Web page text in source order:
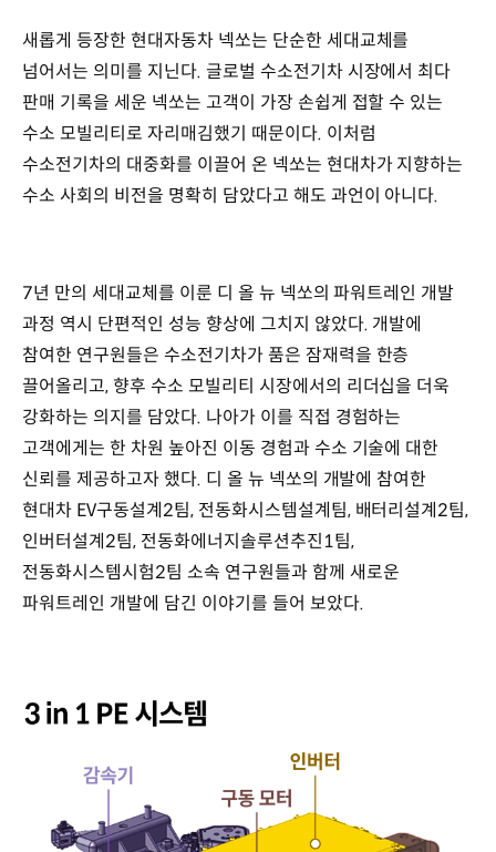
새롭게 등장한 현대자동차 넥쏘는 단순한 세대교체를
넘어서는 의미를 지닌다. 글로벌 수소전기차 시장에서 최다
판매 기록을 세운 넥쏘는 고객이 가장 손쉽게 접할 수 있는
수소 모빌리티로 자리매김했기 때문이다. 이처럼
수소전기차의 대중화를 이끌어 온 넥쏘는 현대차가 지향하는
수소 사회의 비전을 명확히 담았다고 해도 과언이 아니다.
7년 만의 세대교체를 이룬 디 올 뉴 넥쏘의 파워트레인 개발
과정 역시 단편적인 성능 향상에 그치지 않았다. 개발에
참여한 연구원들은 수소전기차가 품은 잠재력을 한층
끌어올리고, 향후 수소 모빌리티 시장에서의 리더십을 더욱
강화하는 의지를 담았다. 나아가 이를 직접 경험하는
고객에게는 한 차원 높아진 이동 경험과 수소 기술에 대한
신뢰를 제공하고자 했다. 디 올 뉴 넥쏘의 개발에 참여한
현대차 EV구동설계2팀, 전동화시스템설계팀, 배터리설계2팀,
인버터설계2팀, 전동화에너지솔루션추진1팀,
전동화시스템시험2팀 소속 연구원들과 함께 새로운
파워트레인 개발에 담긴 이야기를 들어 보았다.